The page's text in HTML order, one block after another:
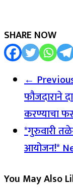
SHARE NOW
←
फौजदाराने
करण्याचा
*गुरुवारी
आयोजन!*
You May Also